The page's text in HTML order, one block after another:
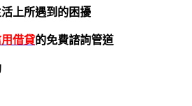
上所遇到的困擾
借貸的免費諮詢管道